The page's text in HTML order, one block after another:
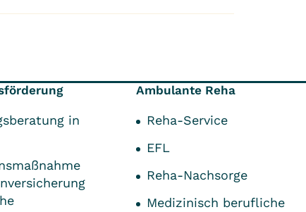
in
Ambulante Reha
Reha-Service
EFL
Reha-Nachsorge
Medizinisch berufliche